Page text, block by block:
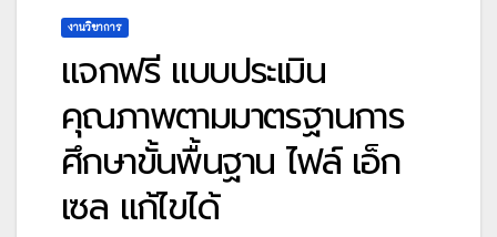
งานวิชาการ
แจกฟรี แบบประเมิน
คุณภาพตามมาตรฐานการ
ศึกษาขั้นพื้นฐาน ไฟล์ เอ็ก
เซล แก้ไขได้